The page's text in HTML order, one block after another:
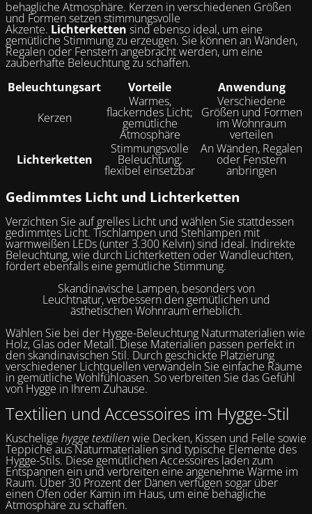
behagliche Atmosphäre. Kerzen in verschiedenen Größen
und Formen setzen stimmungsvolle
Akzente. Lichterketten sind ebenso ideal, um eine
gemütliche Stimmung zu erzeugen. Sie können an Wänden,
Regalen oder Fenstern angebracht werden, um eine
zauberhafte Beleuchtung zu schaffen.
Beleuchtungsart
Vorteile
Anwendung
Kerzen
Warmes,
flackerndes Licht;
gemütliche
Atmosphäre
Verschiedene
Größen und Formen
im Wohnraum
verteilen
Lichterketten
Stimmungsvolle
Beleuchtung;
flexibel einsetzbar
An Wänden, Regalen
oder Fenstern
anbringen
Gedimmtes Licht und Lichterketten
Verzichten Sie auf grelles Licht und wählen Sie stattdessen
gedimmtes Licht. Tischlampen und Stehlampen mit
warmweißen LEDs (unter 3.300 Kelvin) sind ideal. Indirekte
Beleuchtung, wie durch Lichterketten oder Wandleuchten,
fördert ebenfalls eine gemütliche Stimmung.
Skandinavische Lampen, besonders von
Leuchtnatur, verbessern den gemütlichen und
ästhetischen Wohnraum erheblich.
Wählen Sie bei der Hygge-Beleuchtung Naturmaterialien wie
Holz, Glas oder Metall. Diese Materialien passen perfekt in
den skandinavischen Stil. Durch geschickte Platzierung
verschiedener Lichtquellen verwandeln Sie einfache Räume
in gemütliche Wohlfühloasen. So verbreiten Sie das Gefühl
von Hygge in Ihrem Zuhause.
Textilien und Accessoires im Hygge-Stil
Kuschelige hygge textilien wie Decken, Kissen und Felle sowie
Teppiche aus Naturmaterialien sind typische Elemente des
Hygge-Stils. Diese gemütlichen Accessoires laden zum
Entspannen ein und verbreiten eine angenehme Wärme im
Raum. Über 30 Prozent der Dänen verfügen sogar über
einen Ofen oder Kamin im Haus, um eine behagliche
Atmosphäre zu schaffen.